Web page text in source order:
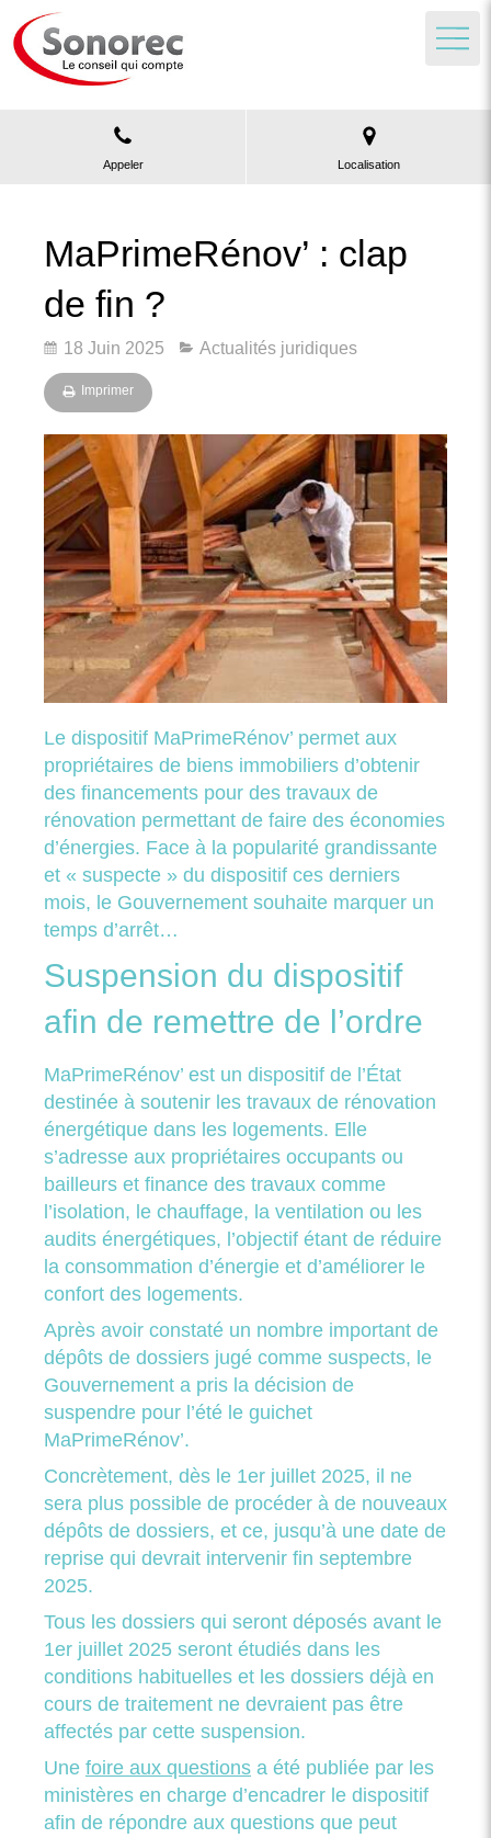
Appeler Localisation
MaPrimeRénov’ : clap
de fin ?
18 Juin 2025 Actualités juridiques
Imprimer
Le dispositif MaPrimeRénov’ permet aux
propriétaires de biens immobiliers d’obtenir
des financements pour des travaux de
rénovation permettant de faire des économies
d’énergies. Face à la popularité grandissante
et « suspecte » du dispositif ces derniers
mois, le Gouvernement souhaite marquer un
temps d’arrêt…
Suspension du dispositif
afin de remettre de l’ordre
MaPrimeRénov’ est un dispositif de l’État
destinée à soutenir les travaux de rénovation
énergétique dans les logements. Elle
s’adresse aux propriétaires occupants ou
bailleurs et finance des travaux comme
l’isolation, le chauffage, la ventilation ou les
audits énergétiques, l’objectif étant de réduire
la consommation d’énergie et d’améliorer le
confort des logements.
Après avoir constaté un nombre important de
dépôts de dossiers jugé comme suspects, le
Gouvernement a pris la décision de
suspendre pour l’été le guichet
MaPrimeRénov’.
Concrètement, dès le 1er juillet 2025, il ne
sera plus possible de procéder à de nouveaux
dépôts de dossiers, et ce, jusqu’à une date de
reprise qui devrait intervenir fin septembre
2025.
Tous les dossiers qui seront déposés avant le
1er juillet 2025 seront étudiés dans les
conditions habituelles et les dossiers déjà en
cours de traitement ne devraient pas être
affectés par cette suspension.
Une foire aux questions a été publiée par les
ministères en charge d’encadrer le dispositif
afin de répondre aux questions que peut